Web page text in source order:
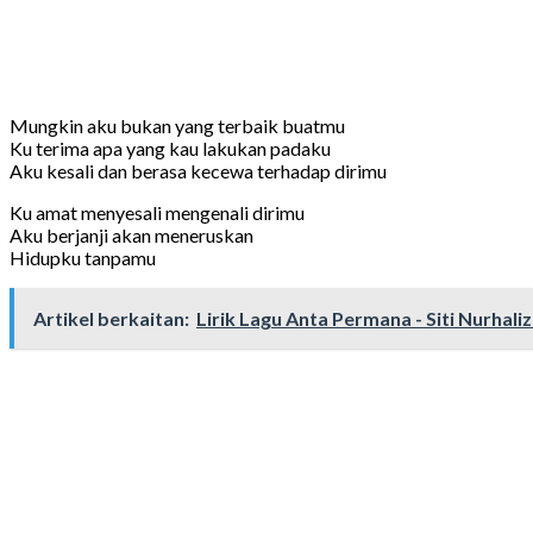
Mungkin aku bukan yang terbaik buatmu
Ku terima apa yang kau lakukan padaku
Aku kesali dan berasa kecewa terhadap dirimu
Ku amat menyesali mengenali dirimu
Aku berjanji akan meneruskan
Hidupku tanpamu
Artikel berkaitan: Lirik Lagu Anta Permana - Siti